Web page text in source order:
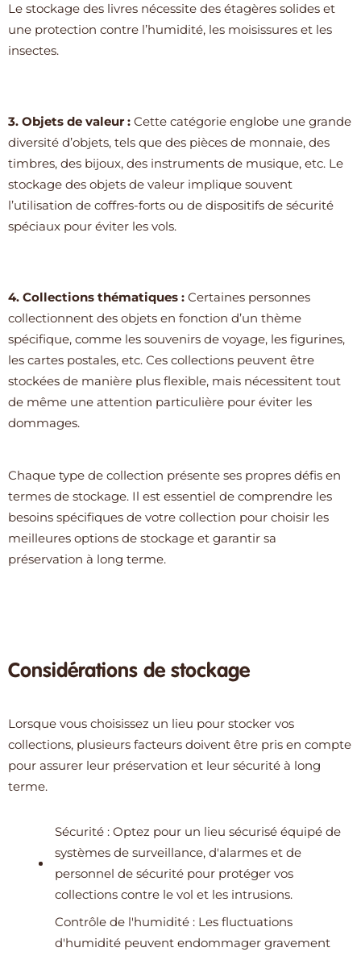
Le stockage des livres nécessite des étagères solides et
une protection contre l’humidité, les moisissures et les
insectes.
3. Objets de valeur : Cette catégorie englobe une grande
diversité d’objets, tels que des pièces de monnaie, des
timbres, des bijoux, des instruments de musique, etc. Le
stockage des objets de valeur implique souvent
l’utilisation de coffres-forts ou de dispositifs de sécurité
spéciaux pour éviter les vols.
4. Collections thématiques : Certaines personnes
collectionnent des objets en fonction d’un thème
spécifique, comme les souvenirs de voyage, les figurines,
les cartes postales, etc. Ces collections peuvent être
stockées de manière plus flexible, mais nécessitent tout
de même une attention particulière pour éviter les
dommages.
Chaque type de collection présente ses propres défis en
termes de stockage. Il est essentiel de comprendre les
besoins spécifiques de votre collection pour choisir les
meilleures options de stockage et garantir sa
préservation à long terme.
Considérations de stockage
Lorsque vous choisissez un lieu pour stocker vos
collections, plusieurs facteurs doivent être pris en compte
pour assurer leur préservation et leur sécurité à long
terme.
Sécurité : Optez pour un lieu sécurisé équipé de
systèmes de surveillance, d'alarmes et de
personnel de sécurité pour protéger vos
collections contre le vol et les intrusions.
Contrôle de l'humidité : Les fluctuations
d'humidité peuvent endommager gravement